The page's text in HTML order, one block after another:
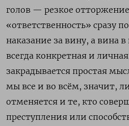
голов — резкое
«ответственность» сразу
наказание за вину, а вина
всегда конкретная и
закрадывается простая
мы все и во всём, значит,
отменяется и те, кто
преступления или